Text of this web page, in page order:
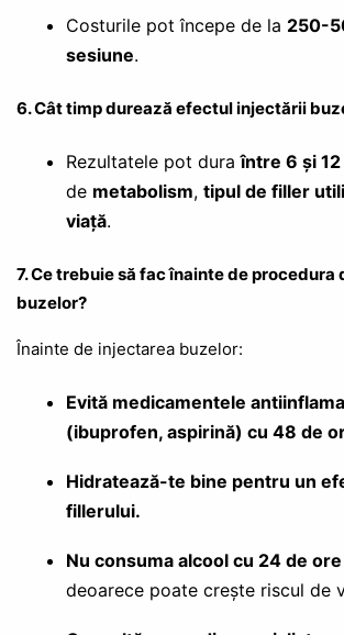
Costurile pot începe de la 250-
sesiune.
6. Cât timp durează efectul injectării
Rezultatele pot duraîntre 6 și
de metabolism, tipul de filler
viață.
7. Ce trebuie să fac înainte de procedura
buzelor?
Înainte de injectarea buzelor:
Evită medicamentele
(ibuprofen, aspirină) cu 48 de
Hidratează-te bine pentru un
fillerului.
Nu consuma alcool cu 24 de
deoarece poate crește riscul de